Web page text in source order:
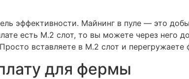
эффективности. Майнинг в пуле — это
есть M.2 слот, то вы можете через него
вставляете в M.2 слот и
для фермы